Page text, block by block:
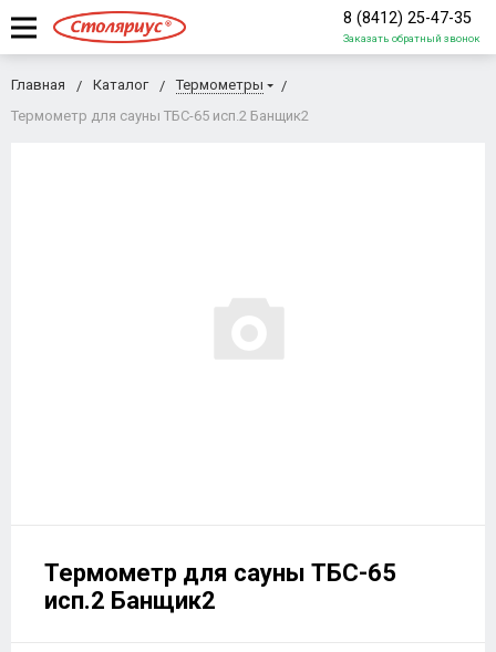
8 (8412) 25-47-35
Заказать обратный звонок
Главная Каталог
Термометры
Термометр для сауны ТБС-65 исп.2 Банщик2
Термометр для сауны ТБС-65
исп.2 Банщик2